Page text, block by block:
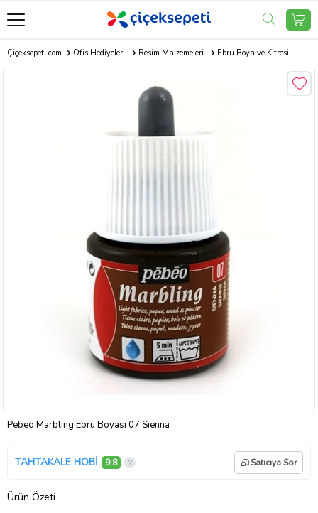
Çiçeksepeti.com Ofis Hediyeleri Resim Malzemeleri Ebru Boya ve Kitresi
Pebeo Marbling Ebru Boyası 07 Sienna
TAHTAKALE HOBİ 9,8 Satıcıya Sor
Ürün Özeti